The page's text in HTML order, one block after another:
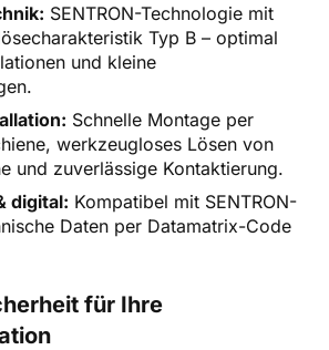
SENTRON-Technologie mit
Typ B – optimal
und kleine
Schnelle Montage per
werkzeugloses Lösen von
und zuverlässige Kontaktierung.
digital: Kompatibel mit SENTRON-
Daten per Datamatrix-Code
für Ihre